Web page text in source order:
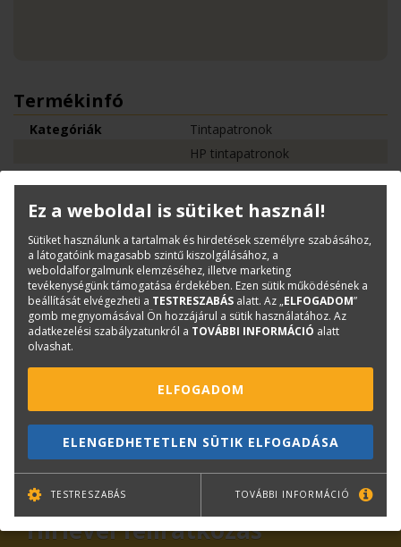
Termékinfó
Kategóriák
Tintapatronok
HP tintapatronok
Márka:
HP
Kérdése van?
Plotter értékesítés
lfp@terc.hu
KAPCSOLAT ONLINE SHOP RENDEZVÉNYEK
Hírlevél feliratkozás
Ez a weboldal is sütiket használ!
Sütiket használunk a tartalmak és hirdetések személyre szabásához,
a látogatóink magasabb szintű kiszolgálásához, a
weboldalforgalmunk elemzéséhez, illetve marketing
tevékenységünk támogatása érdekében. Ezen sütik működésének a
beállítását elvégezheti a TESTRESZABÁS alatt. Az „ELFOGADOM”
gomb megnyomásával Ön hozzájárul a sütik használatához. Az
adatkezelési szabályzatunkról a TOVÁBBI INFORMÁCIÓ alatt
olvashat.
ELFOGADOM
ELENGEDHETETLEN SÜTIK ELFOGADÁSA
TESTRESZABÁS TOVÁBBI INFORMÁCIÓ